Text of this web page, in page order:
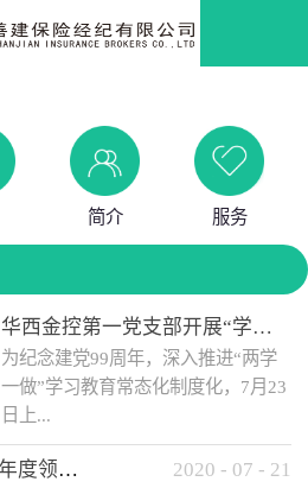
简介 服务
华西金控第一党支部开展“学党史 知党情 做合格党员”主题教育工作会
为纪念建党99周年，深入推进“两学
一做”学习教育常态化制度化，7月23
日上...
华西保险经纪召开2019年度领导班子述职考核工作会 2020 - 07 - 21